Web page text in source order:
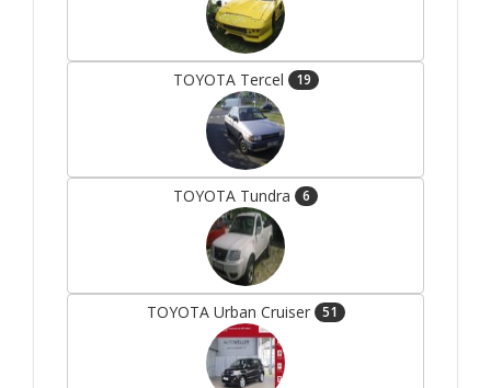
TOYOTA Tercel 19
TOYOTA Tundra 6
TOYOTA Urban Cruiser 51